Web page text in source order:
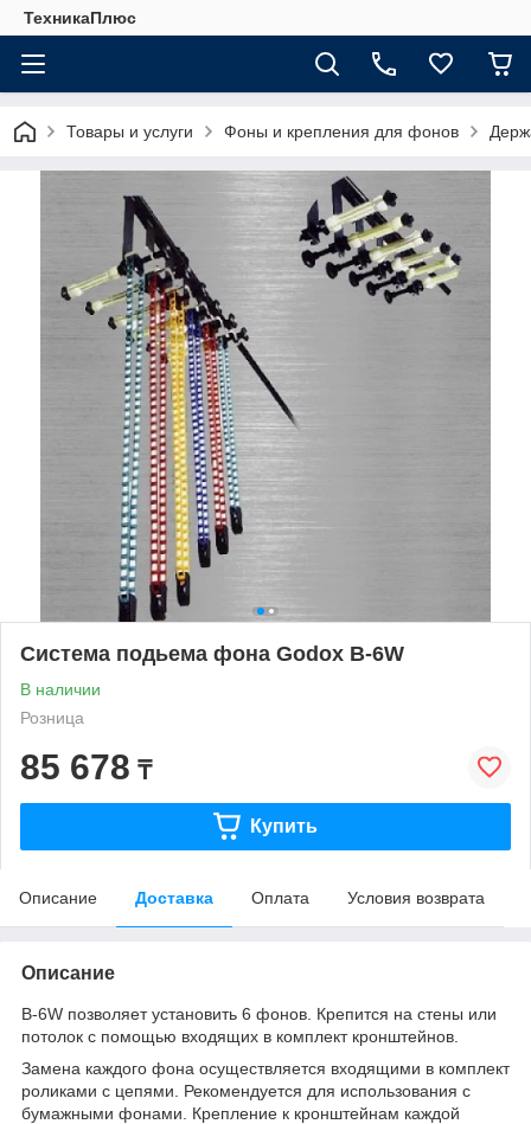
ТехникаПлюс
Товары и услуги Фоны и крепления для фонов
Система подьема фона Godox B-6W
В наличии
Розница
85 678 ₸
Купить
Описание Доставка Оплата Условия возврата
Описание
B-6W позволяет установить 6 фонов. Крепится на стены или
потолок с помощью входящих в комплект кронштейнов.
Замена каждого фона осуществляется входящими в комплект
роликами с цепями. Рекомендуется для использования с
бумажными фонами. Крепление к кронштейнам каждой